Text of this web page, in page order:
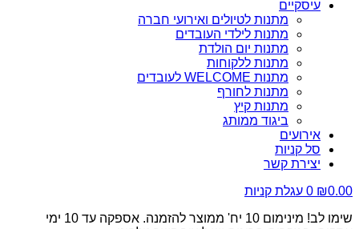
עיסקיים
מתנות לטיולים ואירועי חברה
מתנות לילדי העובדים
מתנות יום הולדת
מתנות ללקוחות
מתנות WELCOME לעובדים
מתנות לחורף
מתנות קיץ
ביגוד ממותג
אירועים
סל קניות
יצירת קשר
₪0.00
0 עגלת קניות
שימו לב! מינימום 10 יח' ממוצר להזמנה. אספקה עד 10 ימי